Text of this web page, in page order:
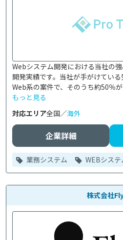
Webシステム開発における当社の
開発実績です。当社が手がけてい
Web系の案件で、そのうち約50％
もっと見る
対応エリア全国／海外
企業詳細
業務システム WEBシステ
株式会社